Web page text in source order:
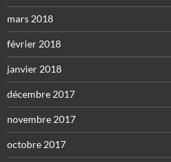
mars 2018
février 2018
janvier 2018
décembre 2017
novembre 2017
octobre 2017